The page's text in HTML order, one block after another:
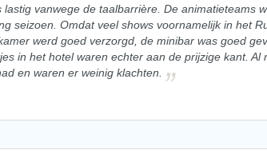
lastig vanwege de taalbarrière. De animatieteams
seizoen. Omdat veel shows voornamelijk in het
werd goed verzorgd, de minibar was goed
in het hotel waren echter aan de prijzige kant. Al
en waren er weinig klachten.